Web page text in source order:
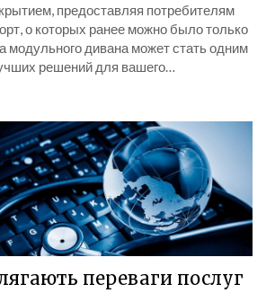
предоставляя потребителям
о которых ранее можно было только
модульного дивана может стать одним
решений для вашего…
переваги послуг